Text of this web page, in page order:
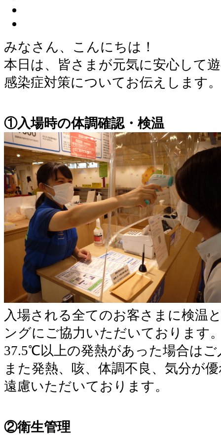
みなさん、こんにちは！
本日は、皆さまが元気に安心して
感染症対策についてお伝えします。
①入場時の体調確認・検温
入場される全てのお客さまに検温
ングにご協力いただいております
37.5℃以上の発熱があった場合は
また発熱、咳、体調不良、気分が
遠慮いただいております。
②衛生管理